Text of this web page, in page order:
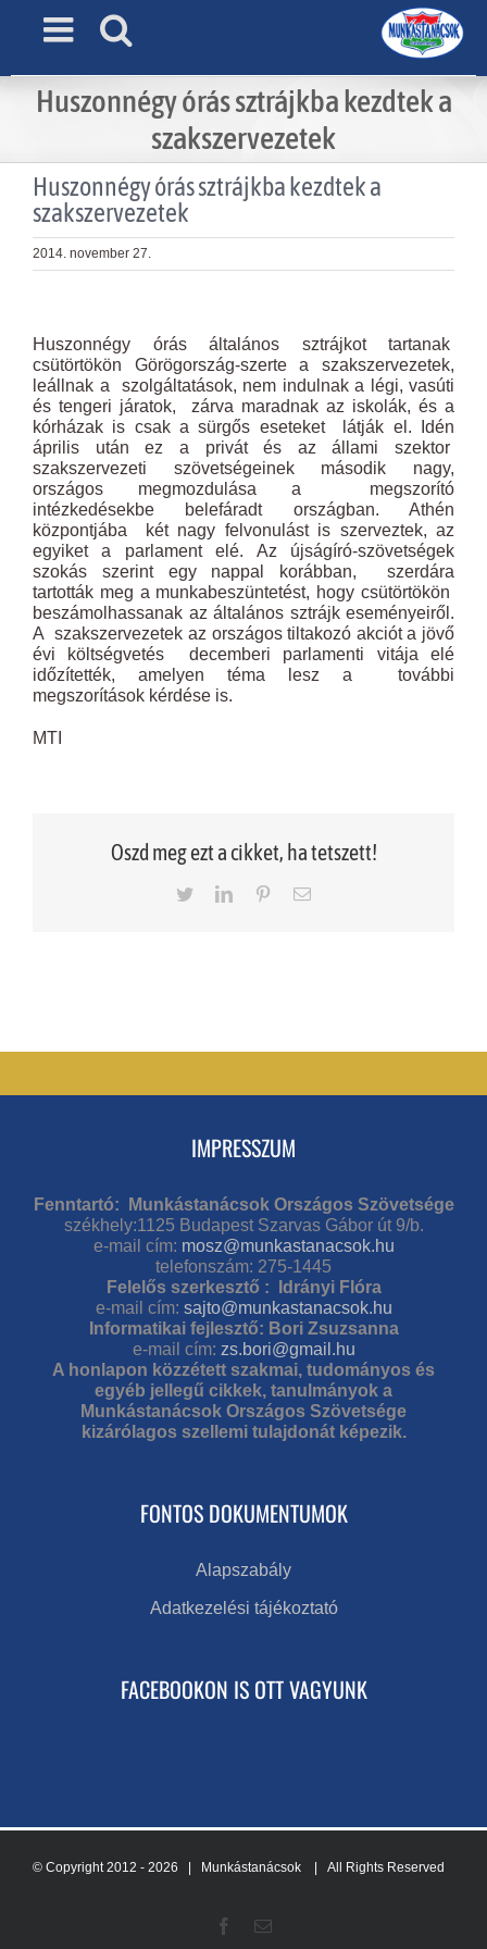
Huszonnégy órás sztrájkba kezdtek a
szakszervezetek
Huszonnégy órás sztrájkba kezdtek a
szakszervezetek
2014. november 27.
Image
Huszonnégy órás általános sztrájkot tartanak
csütörtökön Görögország-szerte a szakszervezetek,
leállnak a szolgáltatások, nem indulnak a légi, vasúti
és tengeri járatok, zárva maradnak az iskolák, és a
kórházak is csak a sürgős eseteket látják el. Idén
április után ez a privát és az állami szektor
szakszervezeti szövetségeinek második nagy,
országos megmozdulása a megszorító
intézkedésekbe belefáradt országban. Athén
központjába két nagy felvonulást is szerveztek, az
egyiket a parlament elé. Az újságíró-szövetségek
szokás szerint egy nappal korábban, szerdára
tartották meg a munkabeszüntetést, hogy csütörtökön
beszámolhassanak az általános sztrájk eseményeiről.
A szakszervezetek az országos tiltakozó akciót a jövő
évi költségvetés decemberi parlamenti vitája elé
időzítették, amelyen téma lesz a további
megszorítások kérdése is.
MTI
Oszd meg ezt a cikket, ha tetszett!
TwitterLinkedInPinterestEmail
IMPRESSZUM
Fenntartó: Munkástanácsok Országos Szövetsége
székhely:1125 Budapest Szarvas Gábor út 9/b.
e-mail cím: mosz@munkastanacsok.hu
telefonszám: 275-1445
Felelős szerkesztő : Idrányi Flóra
e-mail cím: sajto@munkastanacsok.hu
Informatikai fejlesztő: Bori Zsuzsanna
e-mail cím: zs.bori@gmail.hu
A honlapon közzétett szakmai, tudományos és
egyéb jellegű cikkek, tanulmányok a
Munkástanácsok Országos Szövetsége
kizárólagos szellemi tulajdonát képezik.
FONTOS DOKUMENTUMOK
Alapszabály
Adatkezelési tájékoztató
FACEBOOKON IS OTT VAGYUNK
© Copyright 2012 - 2026 | Munkástanácsok | All Rights Reserved
Facebook
Email